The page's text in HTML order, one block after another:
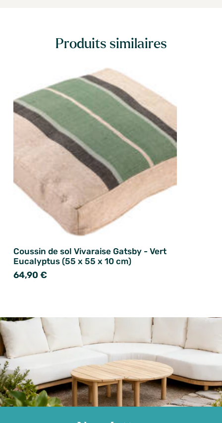
Produits similaires
Coussin de sol Vivaraise Gatsby - Vert
Eucalyptus (55 x 55 x 10 cm)
64,90 €